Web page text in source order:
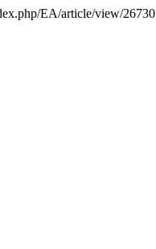
EA/article/view/26730